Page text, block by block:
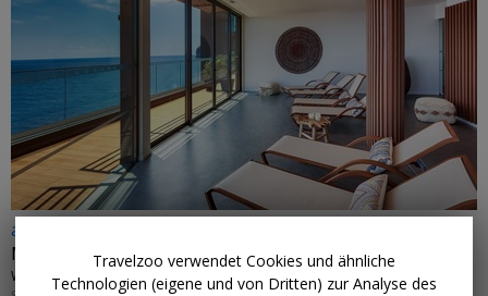
ab 850 € p.P.
Madeira: 1 Woche Erwachsenenhotel & Flug
WEG.DE • PORTUGAL
Travelzoo verwendet Cookies und ähnliche
Technologien (eigene und von Dritten) zur Analyse des